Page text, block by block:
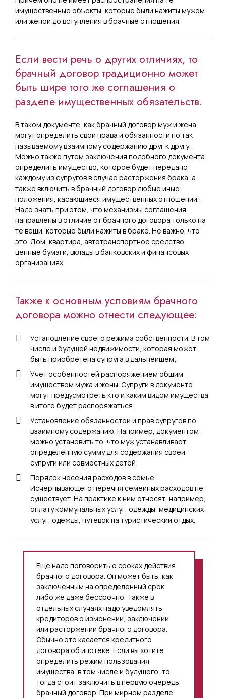
имущественные объекты, которые были нажиты мужем
или женой до вступления в брачные отношения.
Если вести речь о других отличиях, то
брачный договор традиционно может
быть шире того же соглашения о
разделе имущественных обязательств.
В таком документе, как брачный договор муж и жена
могут определить свои права и обязанности по так
называемому взаимному содержанию друг к другу.
Можно также путем заключения подобного документа
определить имущество, которое будет передано
каждому из супругов в случае расторжения брака, а
также включить в брачный договор любые иные
положения, касающиеся имущественных отношений.
Надо знать при этом, что механизмы соглашения
направлены в отличие от брачного договора только на
те вещи, которые были нажиты в браке. Не важно, что
это. Дом, квартира, автотранспортное средство,
ценные бумаги, вклады в банковских и финансовых
организациях.
Также к основным условиям брачного
договора можно отнести следующее:
Установление своего режима собственности. В том
числе и будущей недвижимости, которая может
быть приобретена супруга в дальнейшем;
Учет особенностей распоряжением общим
имуществом мужа и жены. Супруги в документе
могут предусмотреть кто и каким видом имущества
в итоге будет распоряжаться;
Установление обязанностей и прав супругов по
взаимному содержанию. Например, документом
можно установить то, что муж устанавливает
определенную сумму для содержания своей
супруги или совместных детей;
Порядок несения расходов в семье.
Исчерпывающего перечня семейных расходов не
существует. На практике к ним относят, например,
оплату коммунальных услуг, одежды, медицинских
услуг, одежды, путевок на туристический отдых.
Еще надо поговорить о сроках действия
брачного договора. Он может быть, как
заключенным на определенный срок
либо же даже бессрочно. Также в
отдельных случаях надо уведомлять
кредиторов о изменении, заключении
или расторжении брачного договора.
Обычно это касается кредитного
договора об ипотеке. Если вы хотите
определить режим пользования
имущества, в том числе и будущего, то
тогда стоит заключить в первую очередь
брачный договор. При мирном разделе